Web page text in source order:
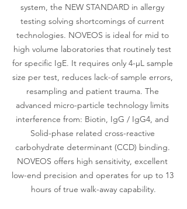
system, the NEW STANDARD in allergy
testing solving shortcomings of current
technologies. NOVEOS is ideal for mid to
high volume laboratories that routinely test
for specific IgE. It requires only 4-μL sample
size per test, reduces lack-of sample errors,
resampling and patient trauma. The
advanced micro-particle technology limits
interference from: Biotin, IgG / IgG4, and
Solid-phase related cross-reactive
carbohydrate determinant (CCD) binding.
NOVEOS offers high sensitivity, excellent
low-end precision and operates for up to 13
hours of true walk-away capability.